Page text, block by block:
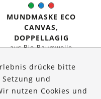
GrünBlauRot
Farbe:
MUNDMASKE ECO
CANVAS,
DOPPELLAGIG
aus Bio-Baumwolle
drücke bitte
und
nutzen Cookies und